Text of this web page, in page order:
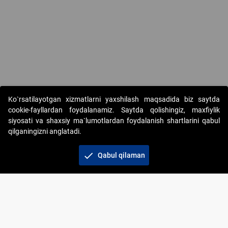
Copyright © 2017-2026. "Elektron onlayn-auksionlarni
tashkil etish" AJ. Barcha huquqlar himoyalangan
Ko`rsatilayotgan xizmatlarni yaxshilash maqsadida biz saytda
cookie-fayllardan foydalanamiz. Saytda qolishingiz, maxfiylik
siyosati va shaxsiy ma`lumotlardan foydalanish shartlarini qabul
qilganingizni anglatadi.
check Qabul qilaman